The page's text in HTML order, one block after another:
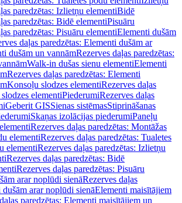
paredzētas: Izlietņu elementiBidē
paredzētas: Bidē elementiPisuāru
paredzētas: Pisuāru elementiElementi dušām
daļas paredzētas: Elementi dušām ar
dušām un vannāmRezerves daļas paredzētas:
Walk-in dušas sienu elementiElementi
Rezerves daļas paredzētas: Elementi
Konsoļu slodzes elementiRezerves daļas
elementiPiederumiRezerves daļas
Geberit GISSienas sistēmasStiprināšanas
Skaņas izolācijas piederumiPaneļu
Rezerves daļas paredzētas: Montāžas
elementiRezerves daļas paredzētas: Tualetes
elementiRezerves daļas paredzētas: Izlietņu
Rezerves daļas paredzētas: Bidē
Rezerves daļas paredzētas: Pisuāru
arar noplūdi sienāRezerves daļas
arar noplūdi sienāElementi maisītājiem
paredzētas: Elementi maisītājiem un